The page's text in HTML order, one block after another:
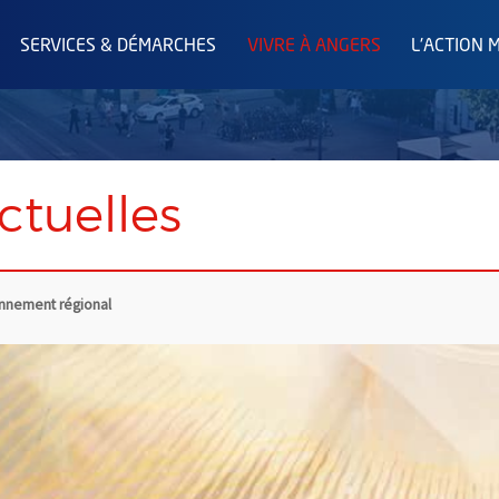
SERVICES & DÉMARCHES VIVRE À ANGERS L'ACTION
régional